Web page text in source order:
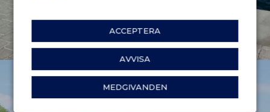
ACCEPTERA
AVVISA
MEDGIVANDEN